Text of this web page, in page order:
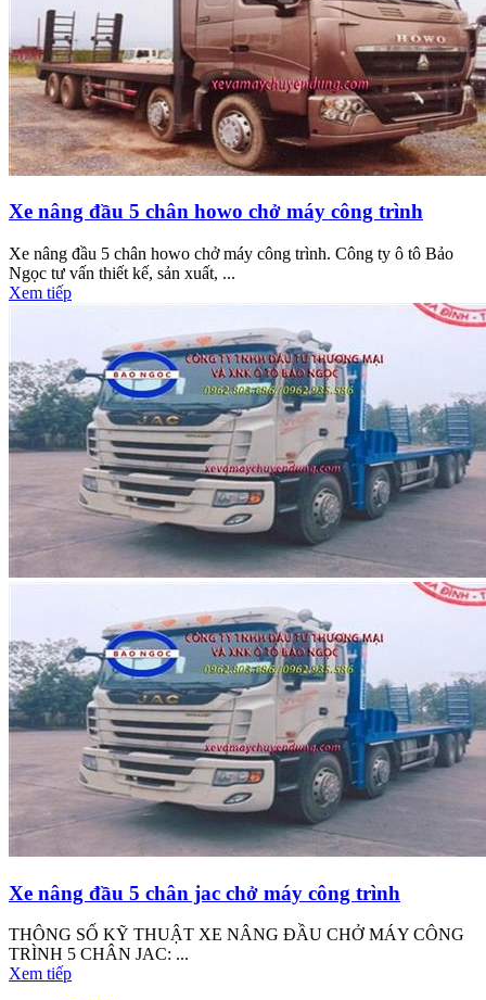
Xe nâng đầu 5 chân howo chở máy công trình
Xe nâng đầu 5 chân howo chở máy công trình. Công ty ô tô Bảo
Ngọc tư vấn thiết kế, sản xuất, ...
Xem tiếp
Xe nâng đầu 5 chân jac chở máy công trình
THÔNG SỐ KỸ THUẬT XE NÂNG ĐẦU CHỞ MÁY CÔNG
TRÌNH 5 CHÂN JAC: ...
Xem tiếp